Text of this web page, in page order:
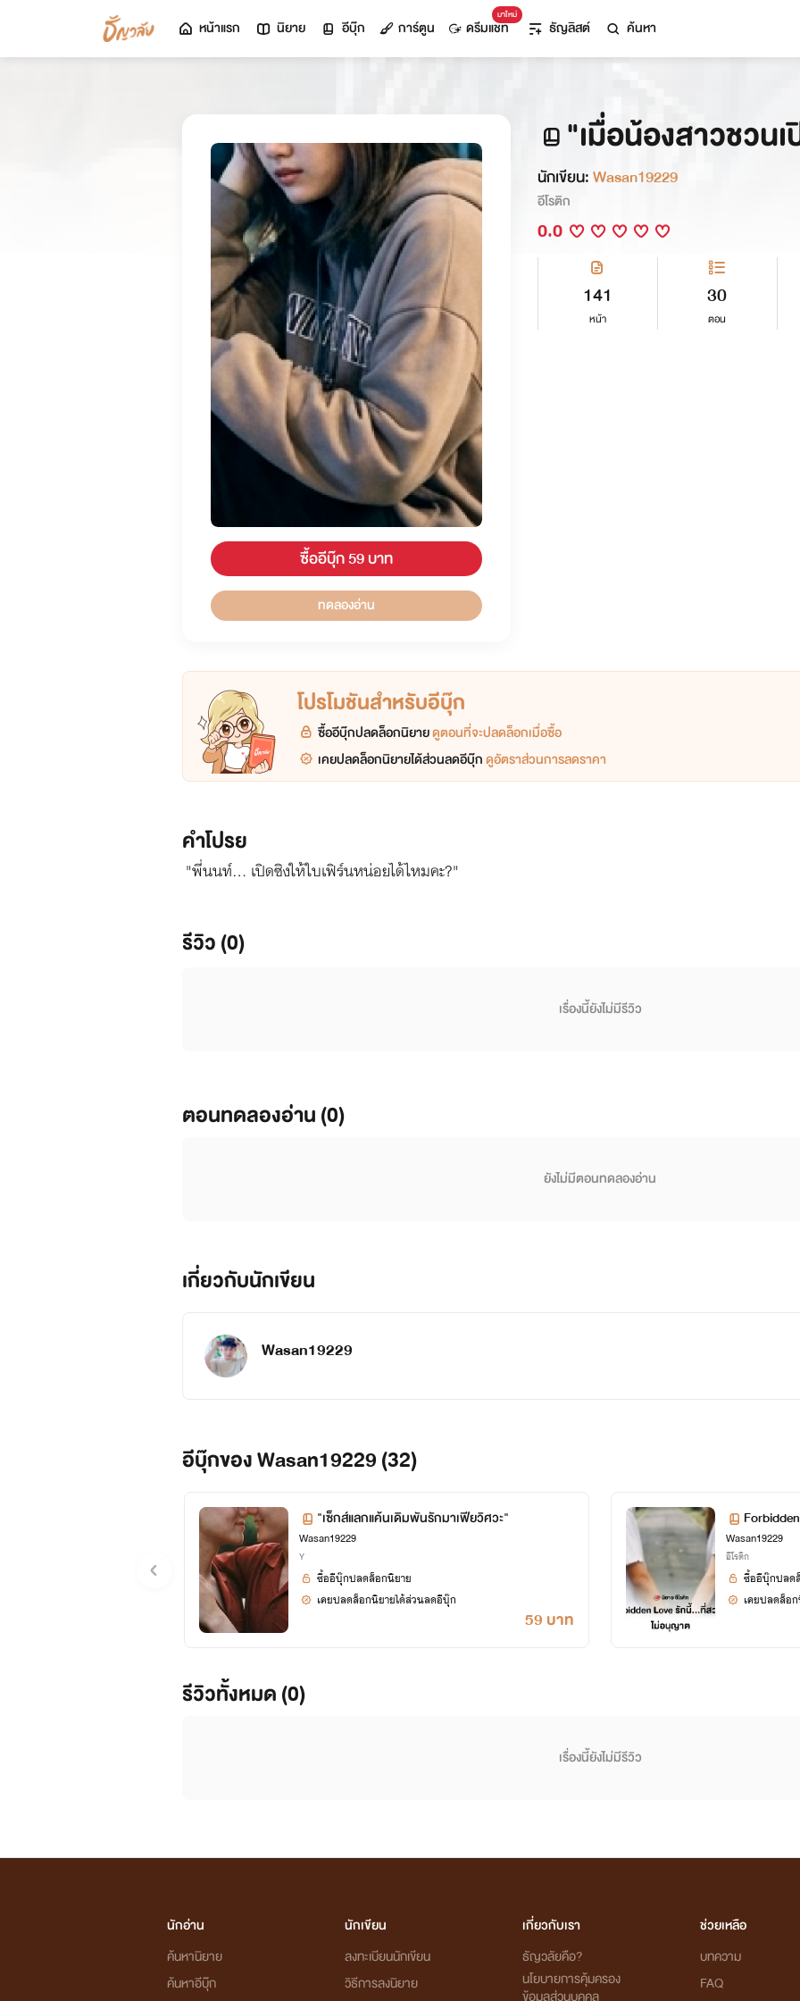
หน้าแรก นิยาย อีบุ๊ก การ์ตูน
มาใหม่
ดรีมแชท ธัญลิสต์ ค้นหา
ซื้ออีบุ๊ก 59 บาท
ทดลองอ่าน
"เมื่อน้องสาวชวน
นักเขียน:Wasan19229
อีโรติก
0.0
141
หน้า
30
ตอน
โปรโมชันสำหรับอีบุ๊ก
ซื้ออีบุ๊กปลดล็อกนิยายดูตอนที่จะปลดล็อกเมื่อซื้อ
เคยปลดล็อกนิยายได้ส่วนลดอีบุ๊กดูอัตราส่วนการลดราคา
คำโปรย
"พี่นนท์... เปิดซิงให้ใบเฟิร์นหน่อยได้ไหมคะ?"
รีวิว (0)
เรื่องนี้ยังไม่มีรีวิว
ตอนทดลองอ่าน (0)
ยังไม่มีตอนทดลองอ่าน
เกี่ยวกับนักเขียน
Wasan19229
อีบุ๊กของ Wasan19229 (32)
"เซ็กส์แลกแค้นเดิมพันรักมาเฟียวิศวะ"
Wasan19229
Y
59 บาท
ซื้ออีบุ๊กปลดล็อกนิยาย
เคยปลดล็อกนิยายได้ส่วนลดอีบุ๊ก
Wasan19229
อีโรติก
ซื้ออีบุ๊กปลด
เคยปลดล็อ
รีวิวทั้งหมด (0)
เรื่องนี้ยังไม่มีรีวิว
นักอ่าน
ค้นหานิยาย
ค้นหาอีบุ๊ก
นักเขียน
ลงทะเบียนนักเขียน
วิธีการลงนิยาย
เกี่ยวกับเรา
ธัญวลัยคือ?
นโยบายการคุ้มครอง
ช่วยเหลือ
บทความ
FAQ